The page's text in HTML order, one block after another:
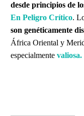
desde principios de
En Peligro Crítico.
son genéticamente
África Oriental y
especialmente valiosa.